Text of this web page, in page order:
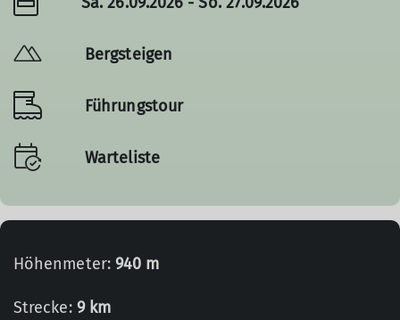
Bergsteigen
Führungstour
Warteliste
Höhenmeter: 940 m
Strecke: 9 km